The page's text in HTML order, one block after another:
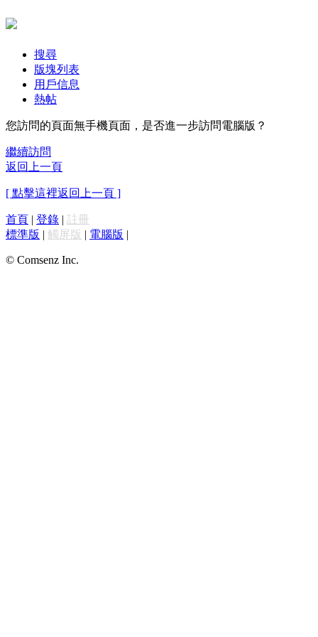
搜尋
版塊列表
用戶信息
熱帖
您訪問的頁面無手機頁面，是否進一步訪問電腦版？
繼續訪問
返回上一頁
[ 點擊這裡返回上一頁 ]
首頁 | 登錄 | 註冊
標準版 | 觸屏版 | 電腦版 |
© Comsenz Inc.